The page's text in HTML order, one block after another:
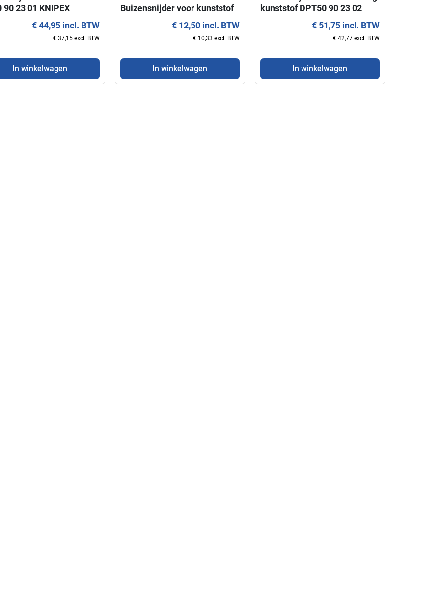
90 23 01 KNIPEX
€ 44,95 incl. BTW
€ 37,15 excl. BTW
In winkelwagen
Buizensnijder voor kunststof
DP50 KNIPEX 90 23 01 E01
€ 12,50 incl. BTW
€ 10,33 excl. BTW
In winkelwagen
kunststof DPT50 90 23 02
€ 51,75 incl. BTW
€ 42,77 excl. BTW
In winkelwagen